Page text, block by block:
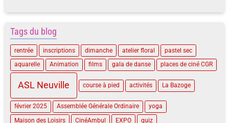
Tags du blog
rentrée inscriptions dimanche atelier floral
pastel sec
aquarelle
Animation films gala de danse places de ciné CGR
ASL Neuville course à pied activités La Bazoge
février 2025 Assemblée Générale Ordinaire
yoga
Maison des Loisirs
CinéAmbul EXPO
quiz